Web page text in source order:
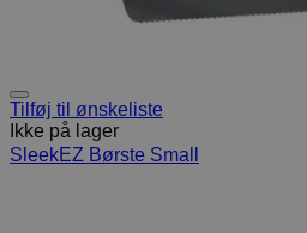
Tilføj til ønskeliste
Ikke på lager
SleekEZ Børste Small